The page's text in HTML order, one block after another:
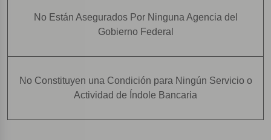
No Están Asegurados Por Ninguna Agencia del
Gobierno Federal
No Constituyen una Condición para Ningún Servicio o
Actividad de Índole Bancaria